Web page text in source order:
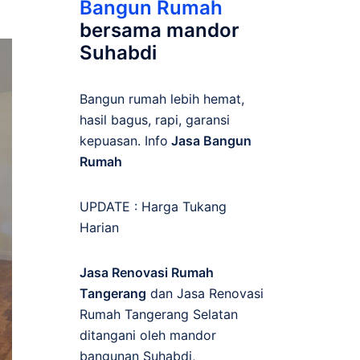
Bangun Rumah
bersama mandor
Suhabdi
Bangun rumah lebih hemat,
hasil bagus, rapi, garansi
kepuasan. Info Jasa Bangun
Rumah
UPDATE : Harga Tukang
Harian
Jasa Renovasi Rumah
Tangerang dan Jasa Renovasi
Rumah Tangerang Selatan
ditangani oleh mandor
bangunan Suhabdi,